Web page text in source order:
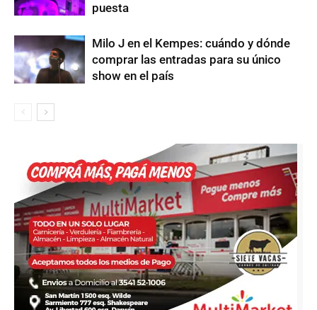
puesta
Milo J en el Kempes: cuándo y dónde
comprar las entradas para su único
show en el país